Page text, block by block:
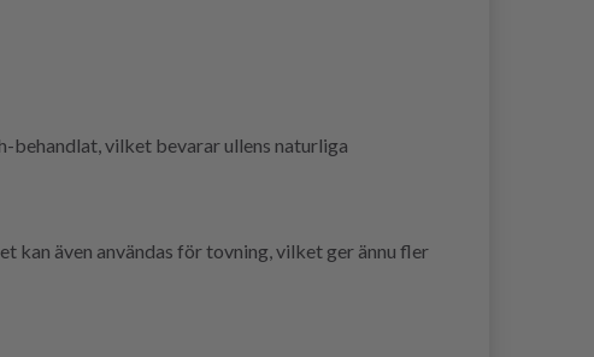
behandlat, vilket bevarar ullens naturliga
kan även användas för tovning, vilket ger ännu fler